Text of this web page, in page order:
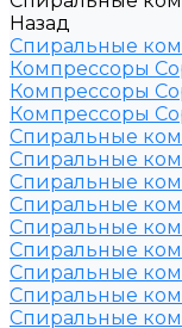
Назад
Спиральные
Компрессоры
Компрессоры
Компрессоры
Спиральные
Спиральные
Спиральные
Спиральные
Спиральные
Спиральные
Спиральные
Спиральные
Спиральные